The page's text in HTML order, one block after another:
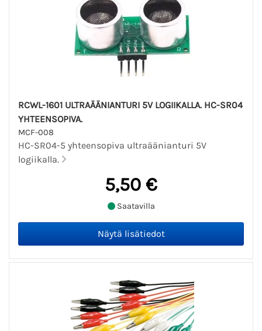
RCWL-1601 ULTRAÄÄNIANTURI 5V LOGIIKALLA. HC-SR04
YHTEENSOPIVA.
MCF-008
HC-SR04-5 yhteensopiva ultraäänianturi 5V
logiikalla.
5,50 €
Saatavilla